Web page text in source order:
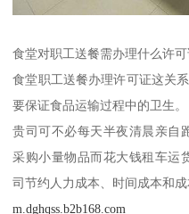
食堂对职工送餐需办理什么许可
食堂职工送餐办理许可证这关
要保证食品运输过程中的卫生。
贵司可不必每天半夜清晨亲自
采购小量物品而花大钱租车运
司节约人力成本、时间成本和成
m.dghqss.b2b168.com